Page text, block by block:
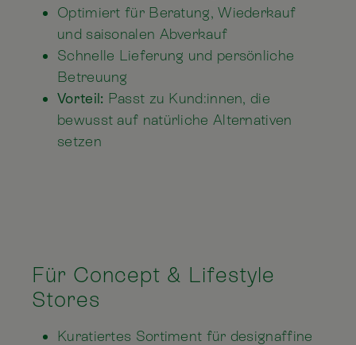
Optimiert für Beratung, Wiederkauf
und saisonalen Abverkauf
Schnelle Lieferung und persönliche
Betreuung
Vorteil: Passt zu Kund:innen, die
bewusst auf natürliche Alternativen
setzen
Für Concept & Lifestyle
Stores
Kuratiertes Sortiment für designaffine